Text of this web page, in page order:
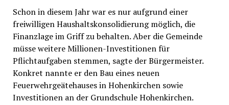
Schon in diesem Jahr war es nur aufgrund einer
freiwilligen Haushaltskonsolidierung möglich, die
Finanzlage im Griff zu behalten. Aber die Gemeinde
müsse weitere Millionen-Investitionen für
Pflichtaufgaben stemmen, sagte der Bürgermeister.
Konkret nannte er den Bau eines neuen
Feuerwehrgeätehauses in Hohenkirchen sowie
Investitionen an der Grundschule Hohenkirchen.